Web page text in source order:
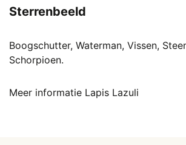
Sterrenbeeld
Boogschutter, Waterman, Vissen,
Schorpioen.
Meer informatie Lapis Lazuli